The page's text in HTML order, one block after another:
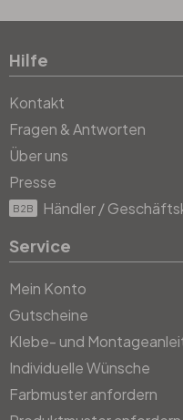
Hilfe
Kontakt
Fragen & Antworten
Über uns
Presse
B2B Händler /
Service
Mein Konto
Gutscheine
Klebe- und
Individuelle Wünsche
Farbmuster anfordern